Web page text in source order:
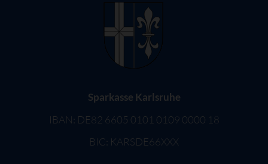
Sparkasse Karlsruhe
IBAN: DE82 6605 0101 0109 0000 18
BIC: KARSDE66XXX